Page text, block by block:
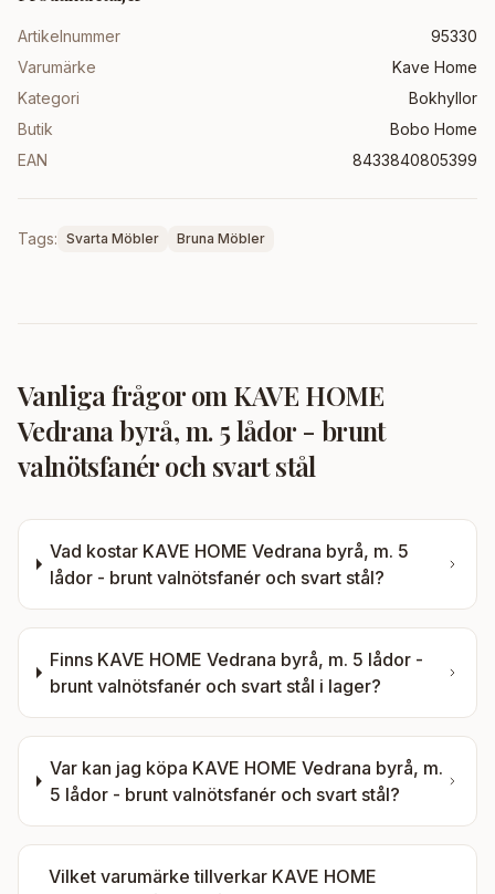
Artikelnummer
95330
Varumärke
Kave Home
Kategori
Bokhyllor
Butik
Bobo Home
EAN
8433840805399
Tags: Svarta Möbler Bruna Möbler
Vanliga frågor om KAVE HOME
Vedrana byrå, m. 5 lådor - brunt
valnötsfanér och svart stål
Vad kostar KAVE HOME Vedrana byrå, m. 5
lådor - brunt valnötsfanér och svart stål?
Finns KAVE HOME Vedrana byrå, m. 5 lådor -
brunt valnötsfanér och svart stål i lager?
Var kan jag köpa KAVE HOME Vedrana byrå, m.
5 lådor - brunt valnötsfanér och svart stål?
Vilket varumärke tillverkar KAVE HOME